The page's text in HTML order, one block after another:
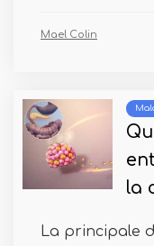
Mael Colin
la
La principale